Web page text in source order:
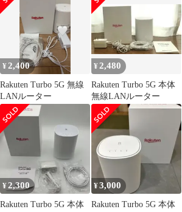
¥ 2,400
Rakuten Turbo 5G 無線
LANルーター
¥ 2,480
Rakuten Turbo 5G 本体
無線LANルーター
¥2,300
Rakuten Turbo 5G 本体
¥3,000
Rakuten Turbo 5G 本体